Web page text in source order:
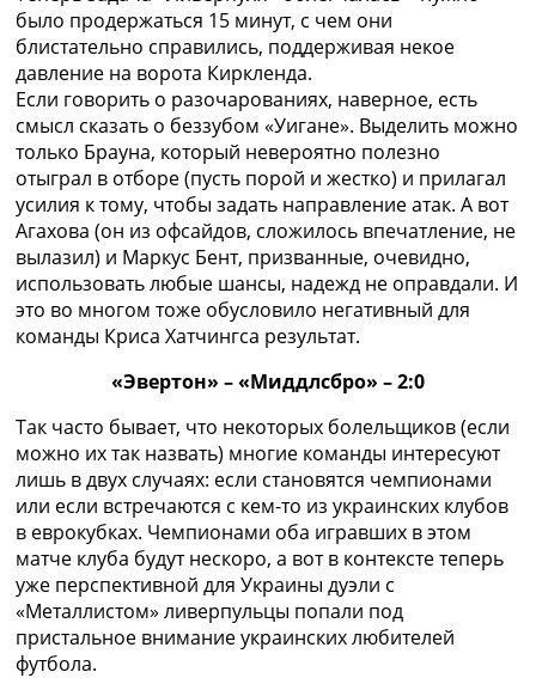
было продержаться 15 минут, с чем они
блистательно справились, поддерживая некое
давление на ворота Киркленда.
Если говорить о разочарованиях, наверное, есть
смысл сказать о беззубом «Уигане». Выделить можно
только Брауна, который невероятно полезно
отыграл в отборе (пусть порой и жестко) и прилагал
усилия к тому, чтобы задать направление атак. А вот
Агахова (он из офсайдов, сложилось впечатление, не
вылазил) и Маркус Бент, призванные, очевидно,
использовать любые шансы, надежд не оправдали. И
это во многом тоже обусловило негативный для
команды Криса Хатчингса результат.
«Эвертон» – «Миддлсбро» – 2:0
Так часто бывает, что некоторых болельщиков (если
можно их так назвать) многие команды интересуют
лишь в двух случаях: если становятся чемпионами
или если встречаются с кем-то из украинских клубов
в еврокубках. Чемпионами оба игравших в этом
матче клуба будут нескоро, а вот в контексте теперь
уже перспективной для Украины дуэли с
«Металлистом» ливерпульцы попали под
пристальное внимание украинских любителей
футбола.